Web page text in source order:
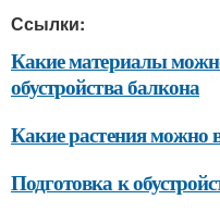
Ссылки:
Какие материалы
обустройства балкона
Какие растения можно
Подготовка к